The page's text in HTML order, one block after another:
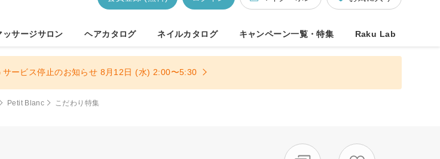
ッサージサロン ヘアカタログ ネイルカタログ キャンペーン一覧・特集 Raku Lab
サービス停止のお知らせ 8月12日 (水) 2:00〜5:30
Petit Blanc こだわり特集